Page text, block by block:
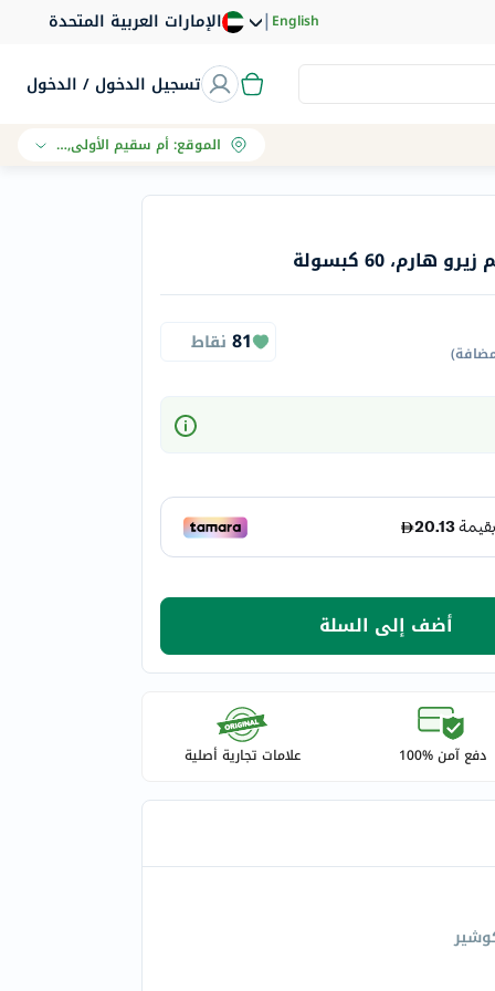
الإمارات العربية المتحدة |English
تسجيل الدخول / الدخول
الموقع:أم سقيم الأولى, دبي
)
81 نقاط
أضف إلى السلة
دفع آمن %100 علامات تجارية أصلية